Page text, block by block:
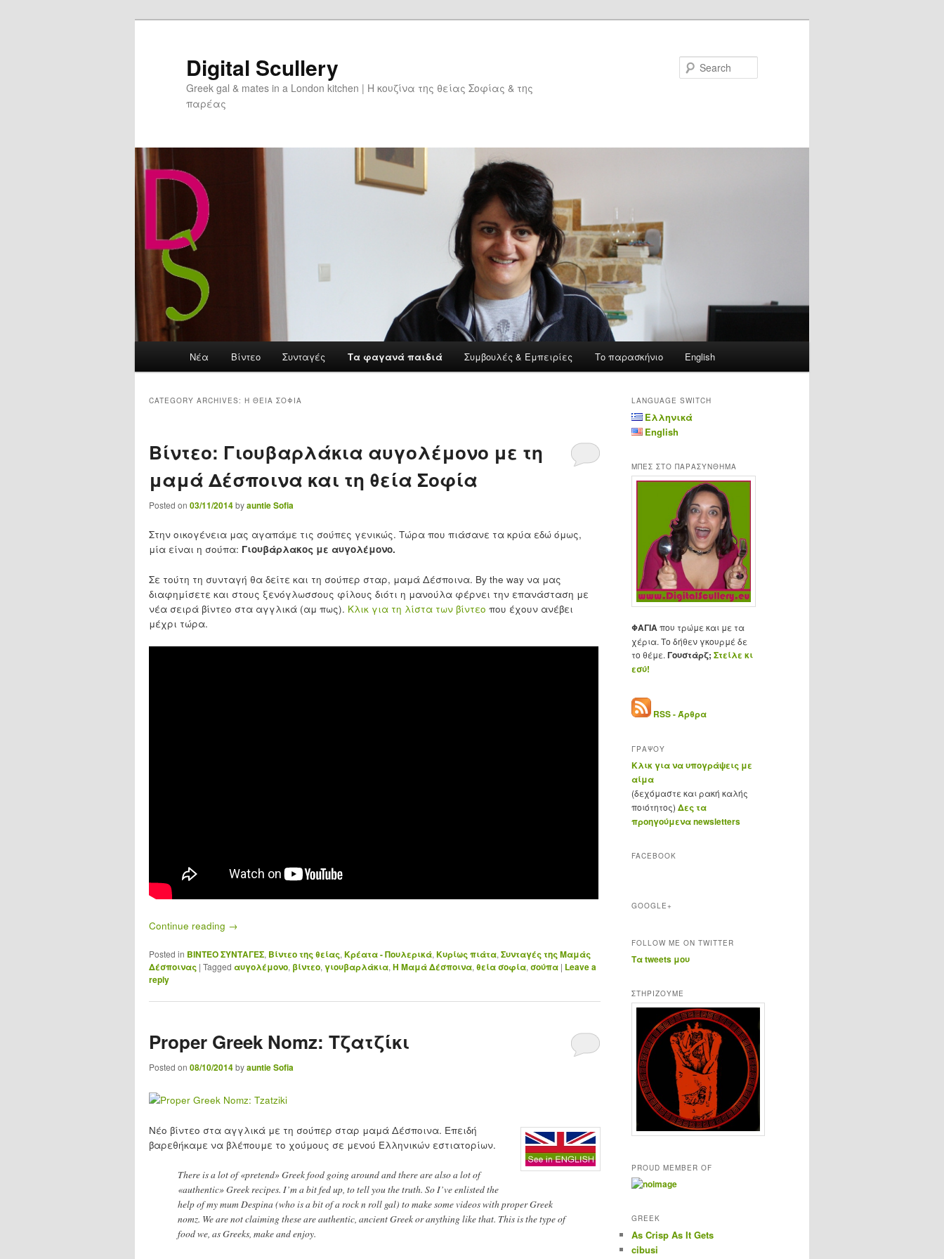
Digital Scullery
Greek gal & mates in a London kitchen | Η κουζίνα της θείας Σοφίας & της
παρέας
Skip to primary content
Skip to secondary content
Νέα Βίντεο Συνταγές Τα φαγανά παιδιά Συμβουλές & Εμπειρίες Το παρασκήνιο English
CATEGORY ARCHIVES: H ΘΕΊΑ ΣΟΦΊΑ
Βίντεο: Γιουβαρλάκια αυγολέμονο με τη
μαμά Δέσποινα και τη θεία Σοφία
Posted on 03/11/2014byauntie Sofia
Στην οικογένεια μας αγαπάμε τις σούπες γενικώς. Τώρα που πιάσανε τα κρύα εδώ όμως,
μία είναι η σούπα: Γιουβάρλακος με αυγολέμονο.
Σε τούτη τη συνταγή θα δείτε και τη σούπερ σταρ, μαμά Δέσποινα. By the way να μας
διαφημίσετε και στους ξενόγλωσσους φίλους διότι η μανούλα φέρνει την επανάσταση με
νέα σειρά βίντεο στα αγγλικά (αμ πως). Κλικ για τη λίστα των βίντεο που έχουν ανέβει
μέχρι τώρα.
Continue reading →
Posted in ΒΙΝΤΕΟ ΣΥΝΤΑΓΕΣ, Βίντεο της θείας,Κρέατα - Πουλερικά,Κυρίως πιάτα,Συνταγές της Μαμάς
Δέσποινας | Tagged αυγολέμονο, βίντεο,γιουβαρλάκια,Η Μαμά Δέσποινα,θεία σοφία,σούπα | Leave a
reply
Proper Greek Nomz: Tζατζίκι
Posted on 08/10/2014byauntie Sofia
Νέο βίντεο στα αγγλικά με τη σούπερ σταρ μαμά Δέσποινα. Επειδή
βαρεθήκαμε να βλέπουμε το χούμους σε μενού Ελληνικών εστιατορίων.
There is a lot of «pretend» Greek food going around and there are also a lot of
«authentic» Greek recipes. I’m a bit fed up, to tell you the truth. So I’ve enlisted the
help of my mum Despina (who is a bit of a rock n roll gal) to make some videos with proper Greek
nomz. We are not claiming these are authentic, ancient Greek or anything like that. This is the type of
food we, as Greeks, make and enjoy.
LANGUAGE SWITCH
Ελληνικά
English
ΜΠΕΣ ΣΤΟ ΠΑΡΑΣΥΝΘΗΜΑ
ΦΑΓΙΑπου τρώμε και με τα
χέρια. Το δήθεν γκουρμέ δε
το θέμε. Γουστάρζ; Στείλε κι
εσύ!
RSS - Άρθρα
ΓΡΑΨΟΥ
Κλικ για να υπογράψεις με
αίμα
(δεχόμαστε και ρακή καλής
ποιότητος) Δες τα
προηγούμενα newsletters
FACEBOOK
GOOGLE+
FOLLOW ME ON TWITTER
Τα tweets μου
ΣΤΗΡΊΖΟΥΜΕ
PROUD MEMBER OF
GREEK
As Crisp As It Gets
cibusi